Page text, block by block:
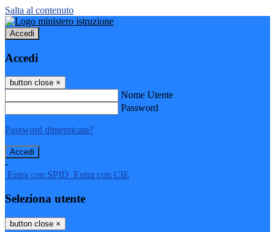
Salta al contenuto
Accedi
Accedi
button close ×
Nome Utente
Password
Password dimenticata?
-
Entra con SPID Entra con CIE
Seleziona utente
button close ×